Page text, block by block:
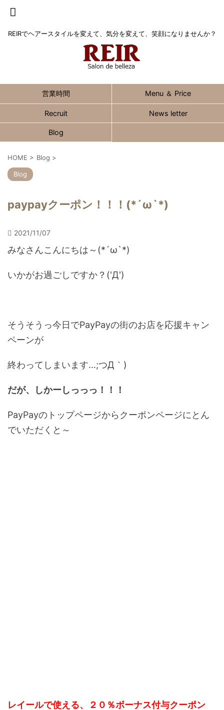
REIRでヘアースタイルを変えて、気分を変えて、笑顔になりませんか？
営業時間 Menu ＆ Price
Recruit News letter
Blog
HOME > Blog >
Blog
paypayクーポン！！！(*´ω`*)
2021/11/07
みなさんこんにちは～(*´ω`*)
いかがお過ごしですか？('Д')
そうそうっ今日でPayPayの街のお店を応援キャン
ペーンが
終わってしまいます…;つД｀)
だが、しかーしっっっ！！！
PayPayのトップページからクーポンページにとん
でいただくと～
レイールで使える、２０％ボーナス付与クーポン